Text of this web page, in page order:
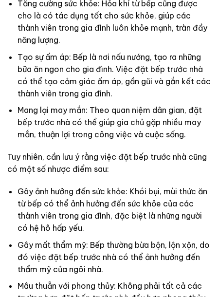
Tăng cường sức khỏe: Hỏa khí từ bếp cũng được
cho là có tác dụng tốt cho sức khỏe, giúp các
thành viên trong gia đình luôn khỏe mạnh, tràn đầy
năng lượng.
Tạo sự ấm áp: Bếp là nơi nấu nướng, tạo ra những
bữa ăn ngon cho gia đình. Việc đặt bếp trước nhà
có thể tạo cảm giác ấm áp, gần gũi và gắn kết các
thành viên trong gia đình.
Mang lại may mắn: Theo quan niệm dân gian, đặt
bếp trước nhà có thể giúp gia chủ gặp nhiều may
mắn, thuận lợi trong công việc và cuộc sống.
Tuy nhiên, cần lưu ý rằng việc đặt bếp trước nhà cũng
có một số nhược điểm sau:
Gây ảnh hưởng đến sức khỏe: Khói bụi, mùi thức ăn
từ bếp có thể ảnh hưởng đến sức khỏe của các
thành viên trong gia đình, đặc biệt là những người
có hệ hô hấp yếu.
Gây mất thẩm mỹ: Bếp thường bừa bộn, lộn xộn, do
đó việc đặt bếp trước nhà có thể ảnh hưởng đến
thẩm mỹ của ngôi nhà.
Mâu thuẫn với phong thủy: Không phải tất cả các